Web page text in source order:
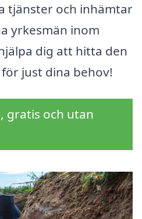
tjänster och inhämtar
yrkesmän inom
dig att hitta den
just dina behov!
gratis och utan